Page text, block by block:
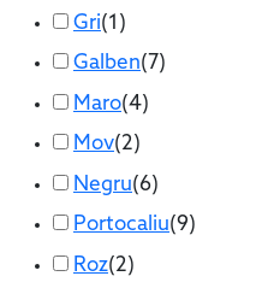
Gri(1 )
Galben( 7)
Maro(4)
Mov(2)
Negru(6)
Portocaliu(9)
Roz(2)